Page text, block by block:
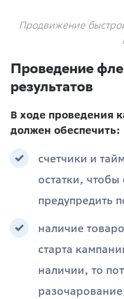
Продвижение
Проведение
результатов
В ходе проведения
должен обеспечить:
счетчики и
остатки,
предупредить
наличие
старта
наличии, то